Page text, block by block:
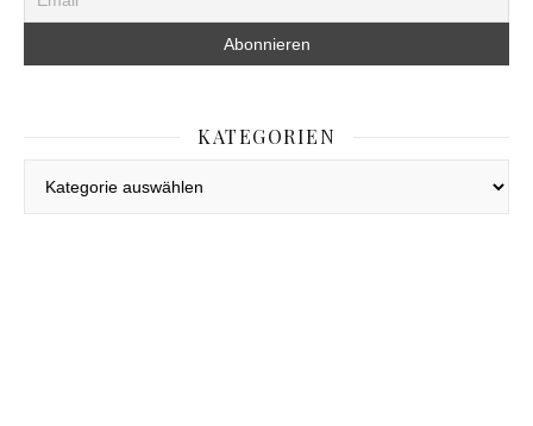
KATEGORIEN